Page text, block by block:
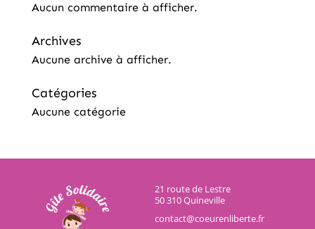
Aucun commentaire à afficher.
Archives
Aucune archive à afficher.
Catégories
Aucune catégorie
21 route de Lestre
50 310 Quineville
contact@coeurenliberte.fr